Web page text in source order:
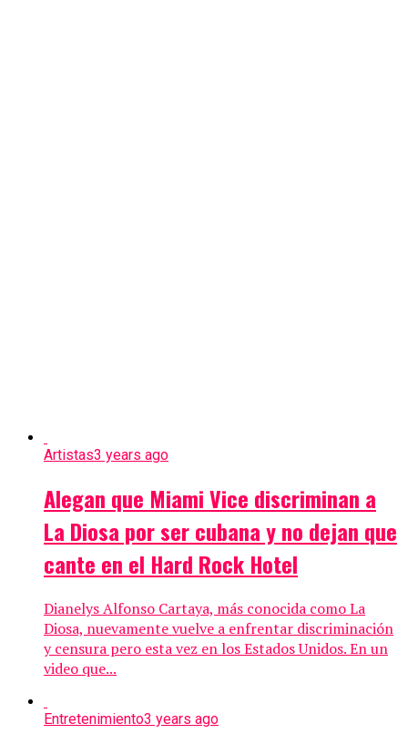
Artistas3 years ago
Alegan que Miami Vice discriminan a
La Diosa por ser cubana y no dejan que
cante en el Hard Rock Hotel
Dianelys Alfonso Cartaya, más conocida como La
Diosa, nuevamente vuelve a enfrentar discriminación
y censura pero esta vez en los Estados Unidos. En un
video que...
Entretenimiento3 years ago